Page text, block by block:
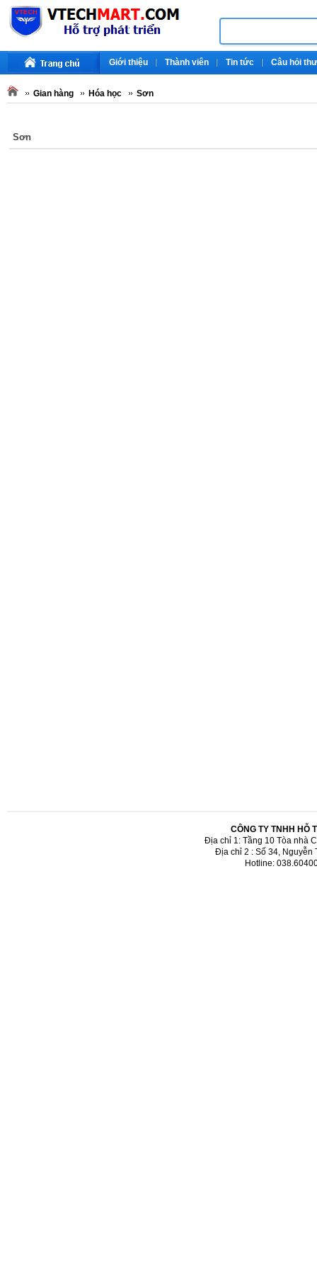
Giới thiệu Thành viên Tin tức Câu hỏi
Gian hàng Hóa học Sơn
Sơn
CÔNG TY TNHH HỖ
Địa chỉ 1: Tầng 10 Tòa nhà
Địa chỉ 2 : Số 34, Nguyễn
Hotline: